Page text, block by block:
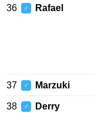
36 ♂ Rafael
37 ♂ Marzuki
38 ♂ Derry